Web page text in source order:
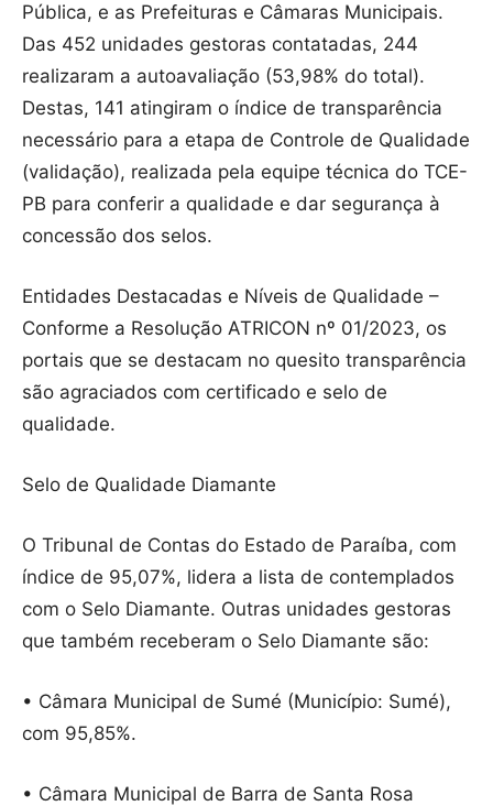
Pública, e as Prefeituras e Câmaras Municipais.
Das 452 unidades gestoras contatadas, 244
realizaram a autoavaliação (53,98% do total).
Destas, 141 atingiram o índice de transparência
necessário para a etapa de Controle de Qualidade
(validação), realizada pela equipe técnica do TCE-
PB para conferir a qualidade e dar segurança à
concessão dos selos.
Entidades Destacadas e Níveis de Qualidade –
Conforme a Resolução ATRICON nº 01/2023, os
portais que se destacam no quesito transparência
são agraciados com certificado e selo de
qualidade.
Selo de Qualidade Diamante
O Tribunal de Contas do Estado de Paraíba, com
índice de 95,07%, lidera a lista de contemplados
com o Selo Diamante. Outras unidades gestoras
que também receberam o Selo Diamante são:
• Câmara Municipal de Sumé (Município: Sumé),
com 95,85%.
• Câmara Municipal de Barra de Santa Rosa